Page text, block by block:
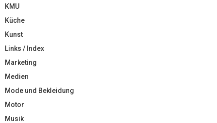
KMU
Küche
Kunst
Links / Index
Marketing
Medien
Mode und Bekleidung
Motor
Musik